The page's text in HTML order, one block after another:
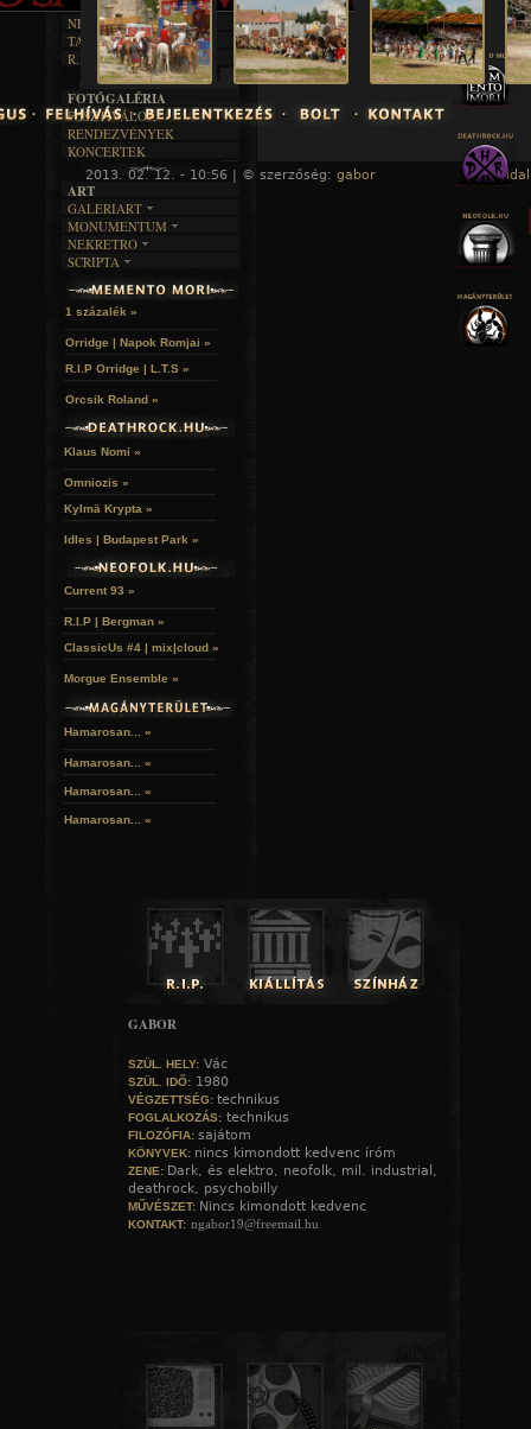
A hozzászóláshoz bejelentkezés
2013. 02. 12. - 10:56 | © szerzőség: gabor « Főoldal
ÍRÁSTÖRTÉNET
SZÖVEGES
RENDEZVÉNYEK
NEKROMANTIKA
AKTUÁLIS
A MÚLT
TAJTÉKOS NAPOK
R.I.P.
FOTÓGALÉRIA
FESZTIVÁLOK
RENDEZVÉNYEK
KONCERTEK
ART
GALERIART
ARTGALERI
KÉPREGÉNYEK
LAKÁSKULTS
MONUMENTUM
TEMETŐK
TEMPLOMOK
VÁRAK
HELYEK
NEKRETRO
SZUBKULT
FEKETE LYUK
RELIKVIÁK
SCRIPTA
NOVELLÁK
VERSEK
1 százalék »
Orridge | Napok Romjai »
R.I.P Orridge | L.T.S »
Orcsik Roland »
Klaus Nomi »
Omniozis »
Kylmä Krypta »
Idles | Budapest Park »
Current 93 »
R.I.P | Bergman »
ClassicUs #4 | mix|cloud »
Morgue Ensemble »
Hamarosan... »
Hamarosan... »
Hamarosan... »
Hamarosan... »
GABOR
SZÜL. HELY: Vác
SZÜL. IDŐ: 1980
VÉGZETTSÉG: technikus
FOGLALKOZÁS: technikus
FILOZÓFIA: sajátom
KÖNYVEK: nincs kimondott kedvenc íróm
ZENE: Dark, és elektro, neofolk, mil. industrial,
deathrock, psychobilly
MŰVÉSZET: Nincs kimondott kedvenc
KONTAKT: ngabor19@freemail.hu